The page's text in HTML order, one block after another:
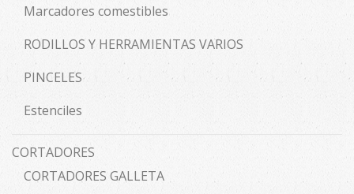
Marcadores comestibles
RODILLOS Y HERRAMIENTAS VARIOS
PINCELES
Estenciles
CORTADORES
CORTADORES GALLETA